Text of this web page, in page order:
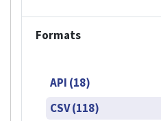
Formats
API (18)
CSV (118)